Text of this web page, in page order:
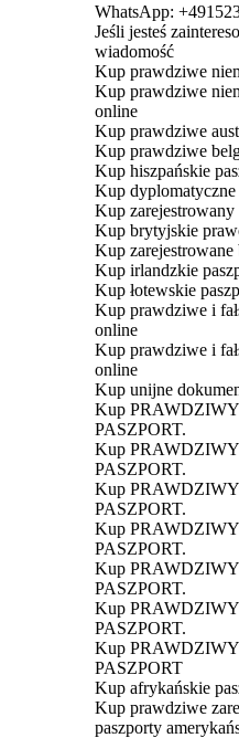
WhatsApp:
Jeśli jesteś
wiadomość
Kup prawdziwe
Kup prawdziwe
online
Kup prawdziwe
Kup prawdziwe
Kup hiszpańskie
Kup
Kup
Kup brytyjskie
Kup
Kup irlandzkie
Kup łotewskie
Kup prawdziwe i
online
Kup prawdziwe i
online
Kup unijne
Kup
PASZPORT.
Kup
PASZPORT.
Kup
PASZPORT.
Kup
PASZPORT.
Kup
PASZPORT.
Kup
PASZPORT.
Kup
PASZPORT
Kup afrykańskie
Kup prawdziwe
paszporty